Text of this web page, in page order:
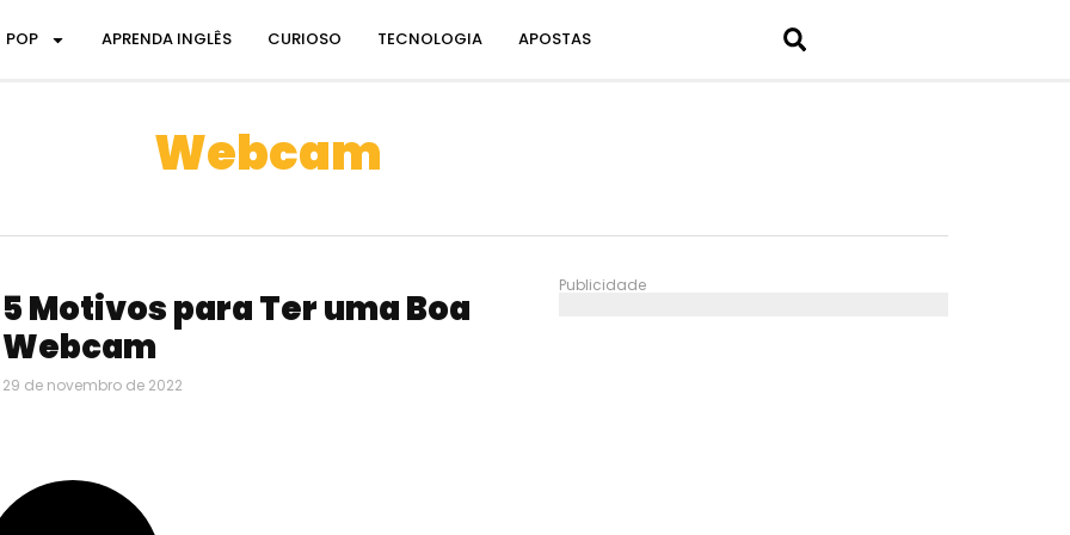
POP APRENDA INGLÊS CURIOSO TECNOLOGIA APOSTAS
Webcam
5 Motivos para Ter uma Boa
Webcam
29 de novembro de 2022
Publicidade